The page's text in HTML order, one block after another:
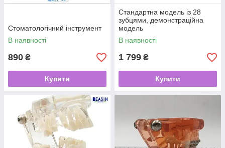
Стоматологічний інструмент
В наявності
890 ₴
Купити
Стандартна модель із 28
зубцями, демонстраційна
модель
В наявності
1 799 ₴
Купити